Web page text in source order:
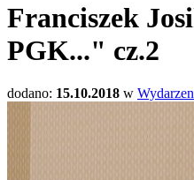
Franciszek
PGK..." cz.2
dodano: 15.10.2018 w